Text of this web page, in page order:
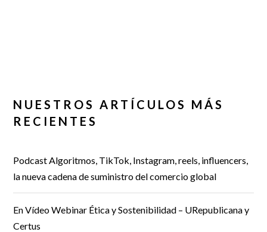
NUESTROS ARTÍCULOS MÁS
RECIENTES
Podcast Algoritmos, TikTok, Instagram, reels, influencers,
la nueva cadena de suministro del comercio global
En Vídeo Webinar Ética y Sostenibilidad – URepublicana y
Certus